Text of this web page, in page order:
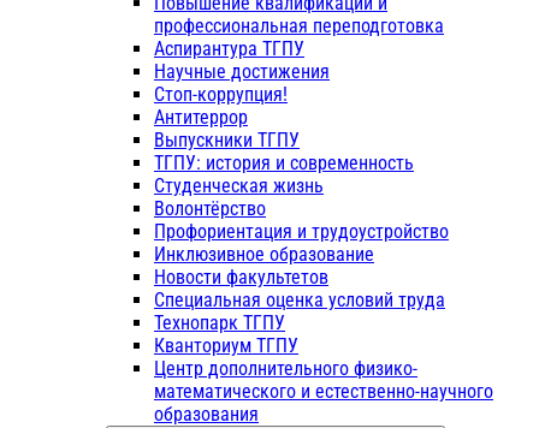
профессиональная переподготовка
Аспирантура ТГПУ
Научные достижения
Стоп-коррупция!
Антитеррор
Выпускники ТГПУ
ТГПУ: история и современность
Студенческая жизнь
Волонтёрство
Профориентация и трудоустройство
Инклюзивное образование
Новости факультетов
Специальная оценка условий труда
Технопарк ТГПУ
Кванториум ТГПУ
Центр дополнительного физико-
математического и естественно-научного
образования